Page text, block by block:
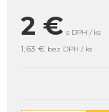
2 € s DPH / ks
1,63 € bez DPH / ks